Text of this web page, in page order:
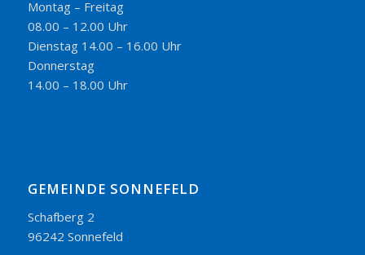
Montag – Freitag
08.00 – 12.00 Uhr
Dienstag 14.00 – 16.00 Uhr
Donnerstag
14.00 – 18.00 Uhr
GEMEINDE SONNEFELD
Schafberg 2
96242 Sonnefeld